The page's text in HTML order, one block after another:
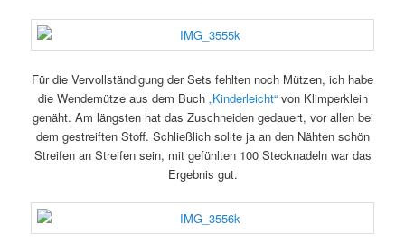
Für die Vervollständigung der Sets fehlten noch Mützen, ich habe
die Wendemütze aus dem Buch„Kinderleicht“von Klimperklein
genäht. Am längsten hat das Zuschneiden gedauert, vor allen bei
dem gestreiften Stoff. Schließlich sollte ja an den Nähten schön
Streifen an Streifen sein, mit gefühlten 100 Stecknadeln war das
Ergebnis gut.